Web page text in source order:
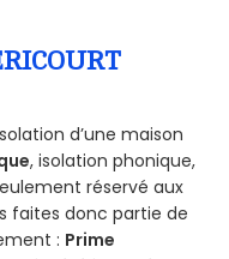
d’une maison
, isolation phonique,
réservé aux
faites donc partie de
: Prime